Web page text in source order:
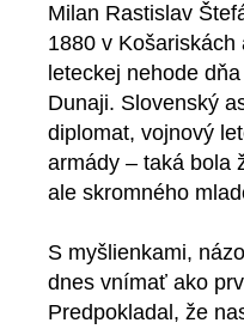
Milan Rastislav
1880 v Košariskách
leteckej nehode
Dunaji. Slovenský
diplomat, vojnový
armády – taká bola
ale skromného
S myšlienkami,
dnes vnímať ako
Predpokladal, že